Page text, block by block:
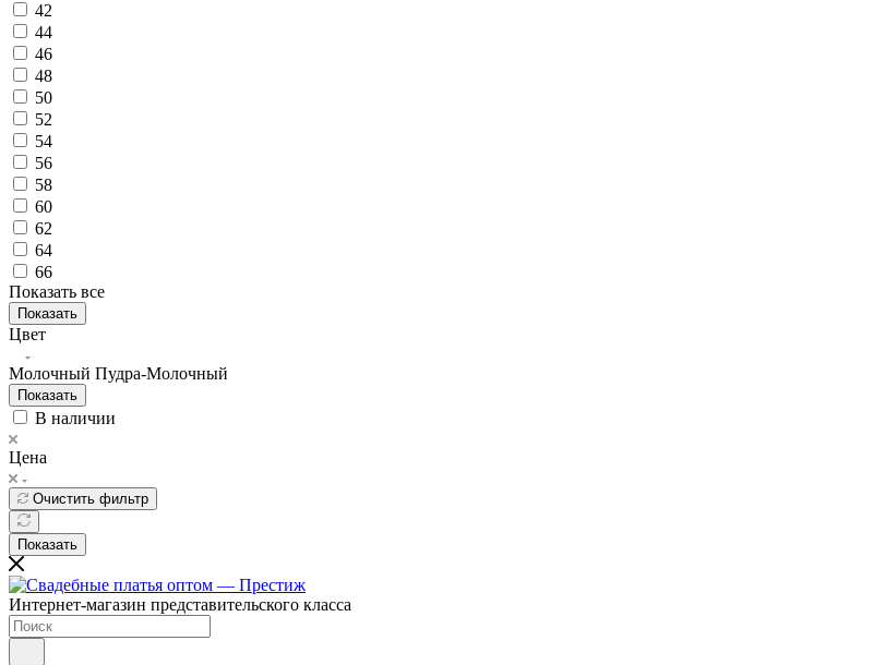
42
44
46
48
50
52
54
56
58
60
62
64
66
Показать все
Показать
Цвет
Молочный Пудра-Молочный
Показать
В наличии
Цена
Очистить фильтр
Показать
Интернет-магазин представительского класса